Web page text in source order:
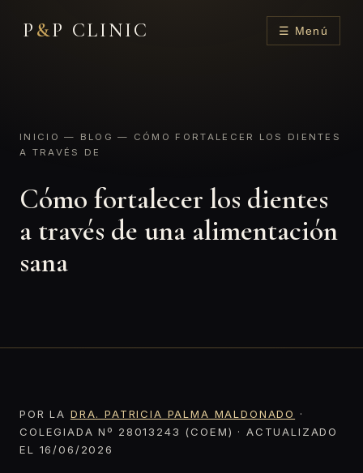
P &P CLINIC ☰ Menú
INICIO — BLOG — CÓMO FORTALECER LOS DIENTES
A TRAVÉS DE
Cómo fortalecer los dientes
a través de una alimentación
sana
POR LA DRA. PATRICIA PALMA MALDONADO
·
COLEGIADA Nº 28013243 (COEM) · ACTUALIZADO
EL 16/06/2026